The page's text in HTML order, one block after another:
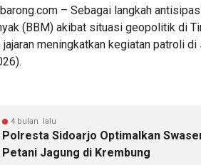
– Sebagai langkah
(BBM) akibat situasi geopolitik di
meningkatkan kegiatan patroli
4 bulan lalu
Polresta Sidoarjo Optimalkan
Petani Jagung di Krembung